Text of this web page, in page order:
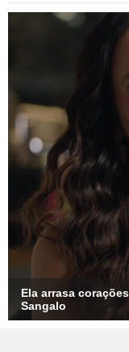
Ela arrasa
Sangalo